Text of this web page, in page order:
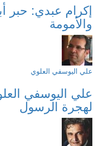
إكرام عبدي: حبر
والأمومة
علي اليوسفي العلوي
علي اليوسفي
لهجرة الرسول